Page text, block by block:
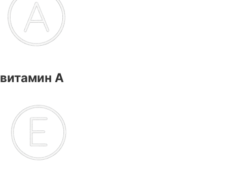
витамин А